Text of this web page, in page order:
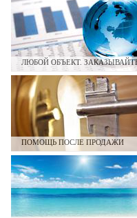
ЛЮБОЙ ОБЪЕКТ.
ПОМОЩЬ ПОСЛЕ ПРОДАЖИ